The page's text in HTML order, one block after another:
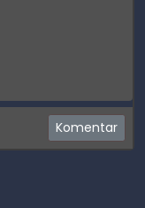
Komentar